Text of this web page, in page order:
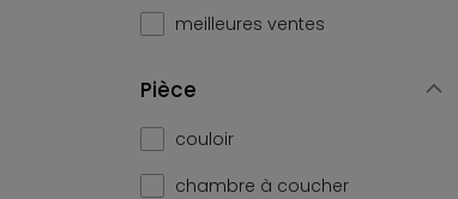
meilleures ventes
Pièce
couloir
chambre à coucher